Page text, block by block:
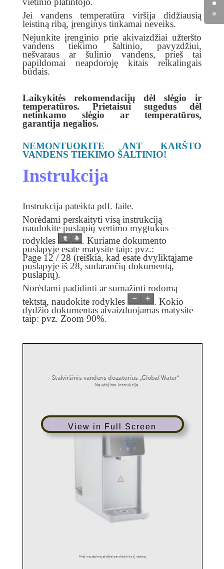
Jei vandens temperatūra viršija didžiausią
leistiną ribą, įrenginys tinkamai neveiks.
Nejunkite įrenginio prie akivaizdžiai užteršto
vandens tiekimo šaltinio, pavyzdžiui,
nešvaraus ar šulinio vandens, prieš tai
papildomai neapdoroję kitais reikalingais
būdais.
Laikykitės rekomendacijų dėl slėgio ir
temperatūros. Prietaisui sugedus dėl
netinkamo slėgio ar temperatūros,
garantija negalios.
NEMONTUOKITE ANT KARŠTO
VANDENS TIEKIMO ŠALTINIO!
Instrukcija
Instrukcija pateikta pdf. faile.
Norėdami perskaityti visą instrukciją
naudokite puslapių vertimo mygtukus –
rodykles
. Kuriame dokumento
puslapyje esate matysite taip: pvz.:
Page12/ 28 (reiškia, kad esate dvyliktąjame
puslapyje iš 28, sudarančių dokumentą,
puslapių).
Norėdami padidinti ar sumažinti rodomą
tektstą, naudokite rodykles
. Kokio
dydžio dokumentas atvaizduojamas matysite
taip: pvz. Zoom 90%.
View in Full Screen